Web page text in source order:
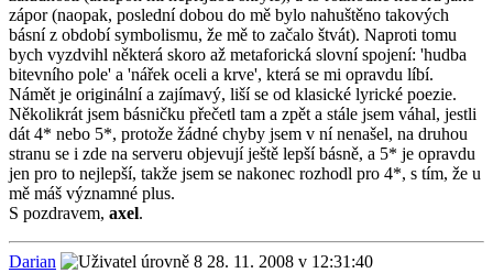
zápor (naopak, poslední dobou do mě bylo nahuštěno takových
básní z období symbolismu, že mě to začalo štvát). Naproti tomu
bych vyzdvihl některá skoro až metaforická slovní spojení: 'hudba
bitevního pole' a 'nářek oceli a krve', která se mi opravdu líbí.
Námět je originální a zajímavý, liší se od klasické lyrické poezie.
Několikrát jsem básničku přečetl tam a zpět a stále jsem váhal, jestli
dát 4* nebo 5*, protože žádné chyby jsem v ní nenašel, na druhou
stranu se i zde na serveru objevují ještě lepší básně, a 5* je opravdu
jen pro to nejlepší, takže jsem se nakonec rozhodl pro 4*, s tím, že u
mě máš významné plus.
S pozdravem, axel.
Darian
28. 11. 2008 v 12:31:40